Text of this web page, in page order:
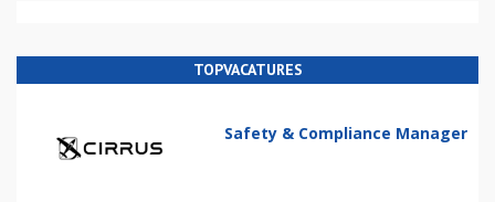
TOPVACATURES
Safety & Compliance Manager